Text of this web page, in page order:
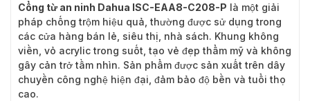
Cổng từ an ninh Dahua ISC-EAA8-C208-P là một giải
pháp chống trộm hiệu quả, thường được sử dụng trong
các cửa hàng bán lẻ, siêu thị, nhà sách. Khung không
viền, vỏ acrylic trong suốt, tạo vẻ đẹp thẩm mỹ và không
gây cản trở tầm nhìn. Sản phẩm được sản xuất trên dây
chuyền công nghệ hiện đại, đảm bảo độ bền và tuổi thọ
cao.